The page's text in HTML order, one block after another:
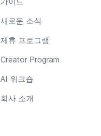
새로운 소식
제휴 프로그램
Creator Program
AI 워크숍
회사 소개